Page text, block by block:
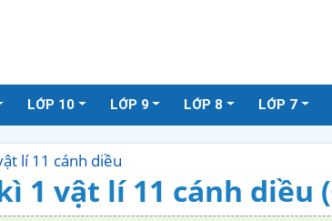
LỚP 10 LỚP 9 LỚP 8 LỚP 7
lí 11 cánh diều
1 vật lí 11 cánh diều